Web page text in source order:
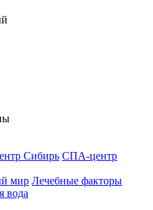
Сибирь СПА-центр
мир Лечебные факторы
вода